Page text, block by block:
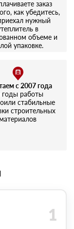
заказ
как убедитесь,
нужный
в
объеме и
упаковке.
с 2007 года
годы работы
стабильные
строительных
материалов